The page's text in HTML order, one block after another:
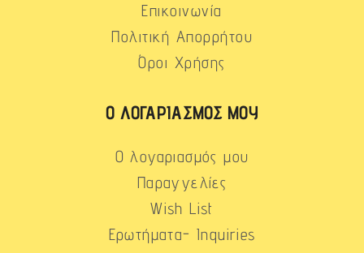
Επικοινωνία
Πολιτική Απορρήτου
Όροι Χρήσης
Ο ΛΟΓΑΡΙΑΣΜΌΣ ΜΟΥ
Ο λογαριασμός μου
Παραγγελίες
Wish List
Ερωτήματα- Inquiries